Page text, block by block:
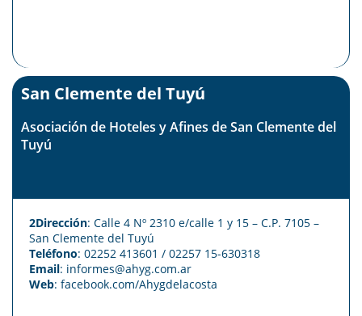
San Clemente del Tuyú
Asociación de Hoteles y Afines de San Clemente del
Tuyú
2Dirección: Calle 4 Nº 2310 e/calle 1 y 15 – C.P. 7105 –
San Clemente del Tuyú
Teléfono: 02252 413601 / 02257 15-630318
Email: informes@ahyg.com.ar
Web: facebook.com/Ahygdelacosta